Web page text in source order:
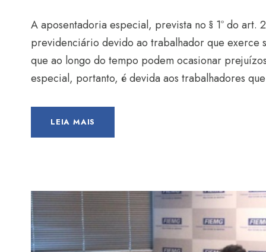
A aposentadoria especial, prevista no § 1º do
previdenciário devido ao trabalhador que exerce
que ao longo do tempo podem ocasionar
especial, portanto, é devida aos trabalhadores
LEIA MAIS